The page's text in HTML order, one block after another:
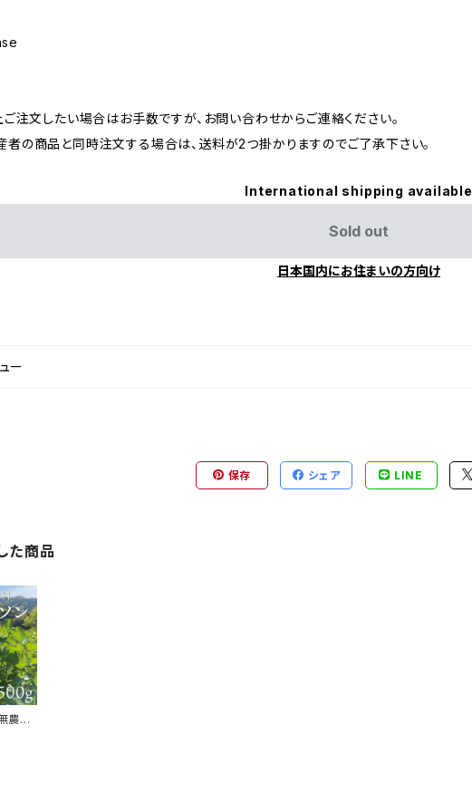
注文したい場合はお手数ですが、お問い合わせからご連絡ください。
の商品と同時注文する場合は、送料が2つ掛かりますのでご了承下さい。
International shipping available
Sold out
日本国内にお住まいの方向け
ー
保存 シェア LINE
た商品
農
清
ソン